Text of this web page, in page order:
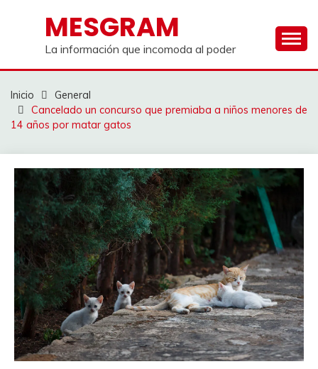
contenidoMESGRAM
La información que incomoda al poder
Inicio
General
Cancelado un concurso que premiaba a niños menores de
14 años por matar gatos